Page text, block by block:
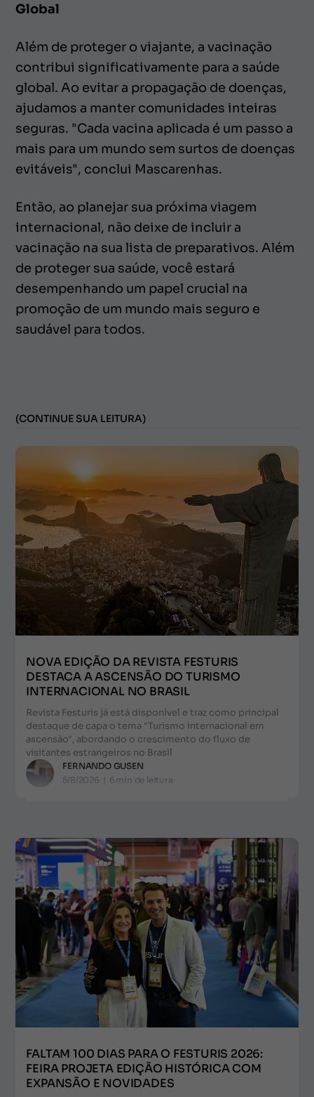
Global
Além de proteger o viajante, a vacinação
contribui significativamente para a saúde
global. Ao evitar a propagação de doenças,
ajudamos a manter comunidades inteiras
seguras. "Cada vacina aplicada é um passo a
mais para um mundo sem surtos de doenças
evitáveis", conclui Mascarenhas.
Então, ao planejar sua próxima viagem
internacional, não deixe de incluir a
vacinação na sua lista de preparativos. Além
de proteger sua saúde, você estará
desempenhando um papel crucial na
promoção de um mundo mais seguro e
saudável para todos.
(CONTINUE SUA LEITURA)
NOVA EDIÇÃO DA REVISTA FESTURIS
DESTACA A ASCENSÃO DO TURISMO
INTERNACIONAL NO BRASIL
Revista Festuris já está disponível e traz como principal
destaque de capa o tema "Turismo internacional em
ascensão", abordando o crescimento do fluxo de
visitantes estrangeiros no Brasil
FERNANDO GUSEN
5/8/2026 | 6 min de leitura
FALTAM 100 DIAS PARA O FESTURIS 2026:
FEIRA PROJETA EDIÇÃO HISTÓRICA COM
EXPANSÃO E NOVIDADES